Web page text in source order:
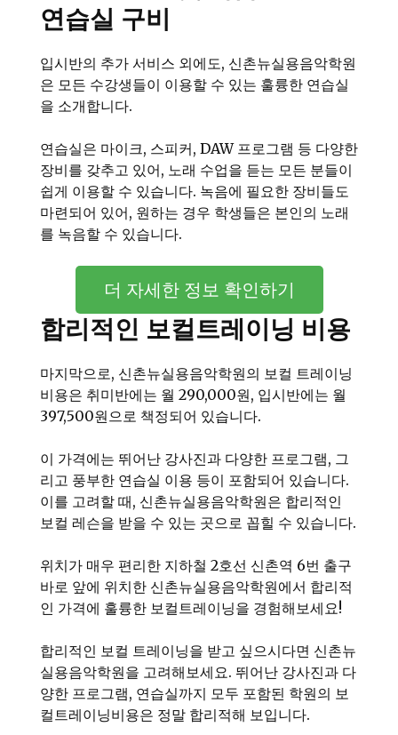
연습실 구비
입시반의 추가 서비스 외에도, 신촌뉴실용음악학원
은 모든 수강생들이 이용할 수 있는 훌륭한 연습실
을 소개합니다.
연습실은 마이크, 스피커, DAW 프로그램 등 다양한
장비를 갖추고 있어, 노래 수업을 듣는 모든 분들이
쉽게 이용할 수 있습니다. 녹음에 필요한 장비들도
마련되어 있어, 원하는 경우 학생들은 본인의 노래
를 녹음할 수 있습니다.
더 자세한 정보 확인하기
합리적인 보컬트레이닝 비용
마지막으로, 신촌뉴실용음악학원의 보컬 트레이닝
비용은 취미반에는 월 290,000원, 입시반에는 월
397,500원으로 책정되어 있습니다.
이 가격에는 뛰어난 강사진과 다양한 프로그램, 그
리고 풍부한 연습실 이용 등이 포함되어 있습니다.
이를 고려할 때, 신촌뉴실용음악학원은 합리적인
보컬 레슨을 받을 수 있는 곳으로 꼽힐 수 있습니다.
위치가 매우 편리한 지하철 2호선 신촌역 6번 출구
바로 앞에 위치한 신촌뉴실용음악학원에서 합리적
인 가격에 훌륭한 보컬트레이닝을 경험해보세요!
합리적인 보컬 트레이닝을 받고 싶으시다면 신촌뉴
실용음악학원을 고려해보세요. 뛰어난 강사진과 다
양한 프로그램, 연습실까지 모두 포함된 학원의 보
컬트레이닝비용은 정말 합리적해 보입니다.